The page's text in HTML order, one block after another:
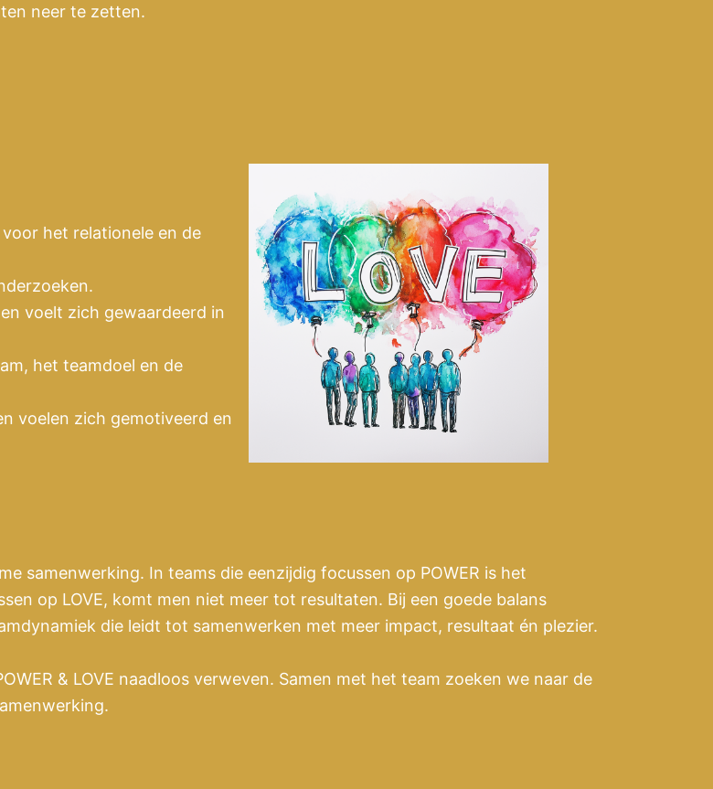
neer te zetten.
het relationele en de
voelt zich gewaardeerd in
het teamdoel en de
voelen zich gemotiveerd en
samenwerking. In teams die eenzijdig focussen op POWER is het
op LOVE, komt men niet meer tot resultaten. Bij een goede balans
die leidt tot samenwerken met meer impact, resultaat én plezier.
& LOVE naadloos verweven. Samen met het team zoeken we naar de